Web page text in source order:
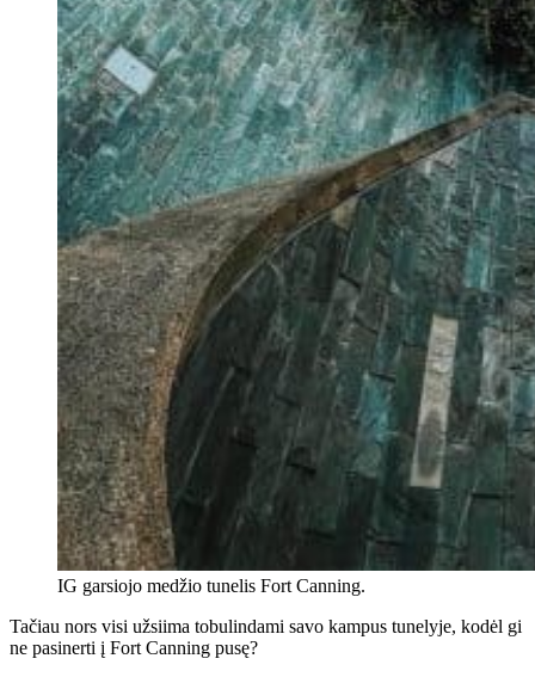
IG garsiojo medžio tunelis Fort Canning.
Tačiau nors visi užsiima tobulindami savo kampus tunelyje, kodėl gi
ne pasinerti į Fort Canning pusę?